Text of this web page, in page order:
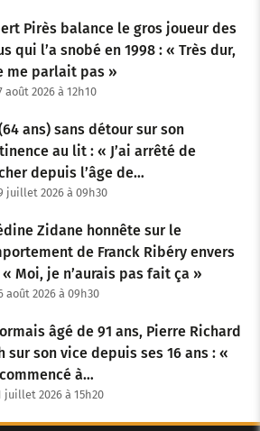
Pirès balance le gros joueur des
qui l’a snobé en 1998 : « Très dur,
me parlait pas »
août 2026 à 12h10
ans) sans détour sur son
au lit : « J’ai arrêté de
depuis l’âge de…
juillet 2026 à 09h30
Zidane honnête sur le
de Franck Ribéry envers
Moi, je n’aurais pas fait ça »
août 2026 à 09h30
âgé de 91 ans, Pierre Richard
sur son vice depuis ses 16 ans : «
commencé à…
juillet 2026 à 15h20